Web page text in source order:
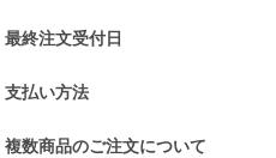
最終注文受付日
支払い方法
複数商品のご注文について